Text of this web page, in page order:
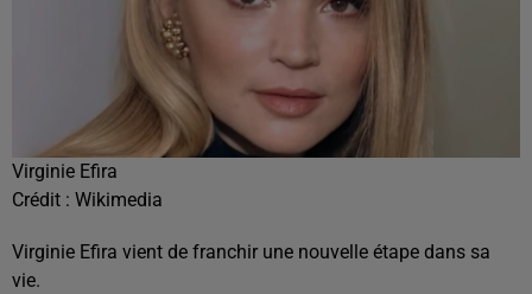
Virginie Efira
Crédit : Wikimedia
Virginie Efira vient de franchir une nouvelle étape dans sa
vie.